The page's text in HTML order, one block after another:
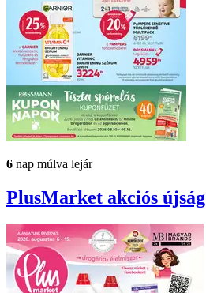
6 nap múlva lejár
PlusMarket akciós újság